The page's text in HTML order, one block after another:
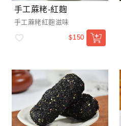
手工蔴粩-紅麴
手工蔴粩紅麴滋味
$150